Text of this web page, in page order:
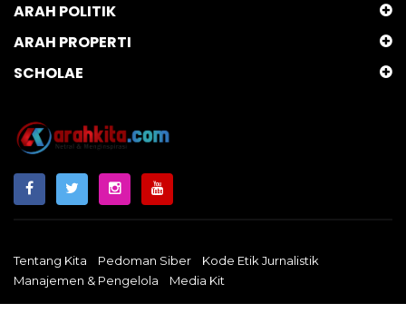
ARAH POLITIK
ARAH PROPERTI
SCHOLAE
Tentang Kita Pedoman Siber
Kode Etik Jurnalistik
Manajemen & Pengelola
Media Kit